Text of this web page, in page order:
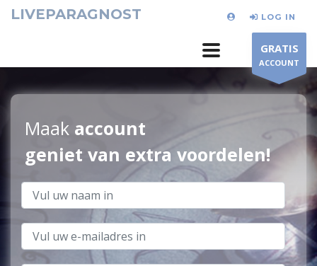
LIVEPARAGNOST LOG IN
GRATIS
ACCOUNT
Maak account
geniet van extra voordelen!